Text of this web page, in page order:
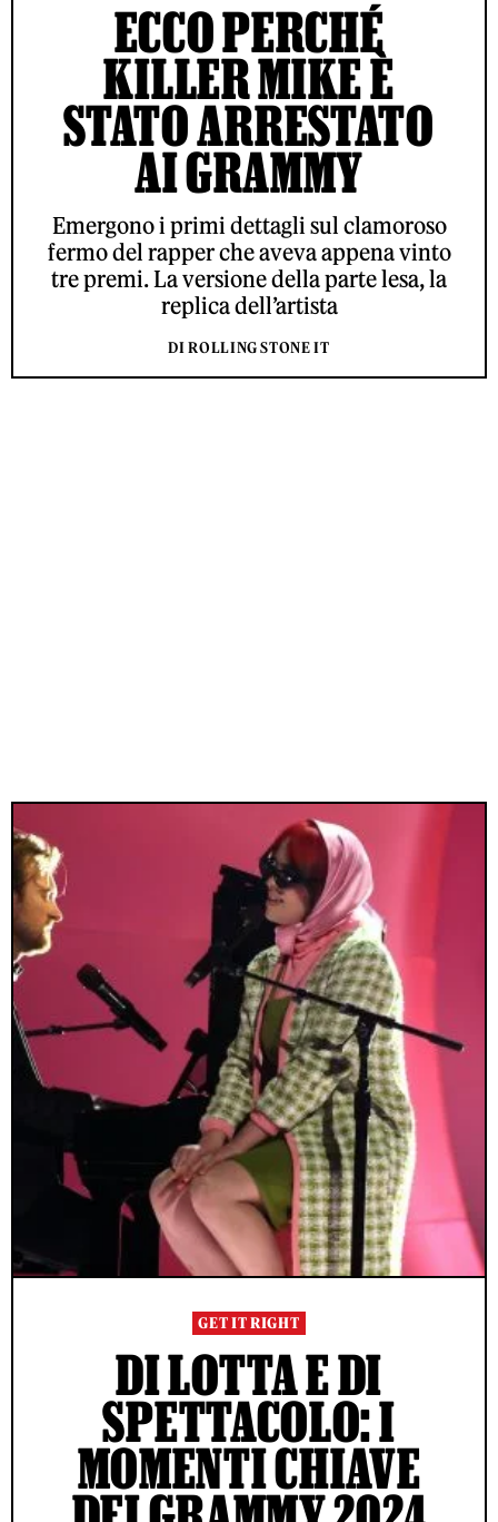
ECCO PERCHÉ
KILLER MIKE È
STATO ARRESTATO
AI GRAMMY
Emergono i primi dettagli sul clamoroso
fermo del rapper che aveva appena vinto
tre premi. La versione della parte lesa, la
replica dell’artista
DI ROLLING STONE IT
GET IT RIGHT
DI LOTTA E DI
SPETTACOLO: I
MOMENTI CHIAVE